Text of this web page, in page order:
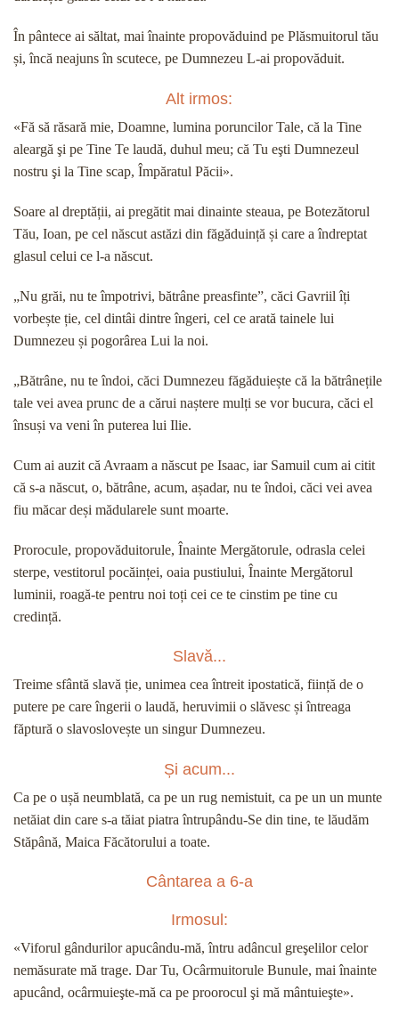
În pântece ai săltat, mai înainte propovăduind pe Plăsmuitorul tău
și, încă neajuns în scutece, pe Dumnezeu L-ai propovăduit.
Alt irmos:
«Fă să răsară mie, Doamne, lumina poruncilor Tale, că la Tine
aleargă şi pe Tine Te laudă, duhul meu; că Tu eşti Dumnezeul
nostru şi la Tine scap, Împăratul Păcii».
Soare al dreptății, ai pregătit mai dinainte steaua, pe Botezătorul
Tău, Ioan, pe cel născut astăzi din făgăduință și care a îndreptat
glasul celui ce l-a născut.
„Nu grăi, nu te împotrivi, bătrâne preasfinte”, căci Gavriil îți
vorbește ție, cel dintâi dintre îngeri, cel ce arată tainele lui
Dumnezeu și pogorârea Lui la noi.
„Bătrâne, nu te îndoi, căci Dumnezeu făgăduiește că la bătrânețile
tale vei avea prunc de a cărui naștere mulți se vor bucura, căci el
însuși va veni în puterea lui Ilie.
Cum ai auzit că Avraam a născut pe Isaac, iar Samuil cum ai citit
că s-a născut, o, bătrâne, acum, așadar, nu te îndoi, căci vei avea
fiu măcar deși mădularele sunt moarte.
Prorocule, propovăduitorule, Înainte Mergătorule, odrasla celei
sterpe, vestitorul pocăinței, oaia pustiului, Înainte Mergătorul
luminii, roagă-te pentru noi toți cei ce te cinstim pe tine cu
credință.
Slavă...
Treime sfântă slavă ție, unimea cea întreit ipostatică, ființă de o
putere pe care îngerii o laudă, heruvimii o slăvesc și întreaga
făptură o slavoslovește un singur Dumnezeu.
Și acum...
Ca pe o ușă neumblată, ca pe un rug nemistuit, ca pe un un munte
netăiat din care s-a tăiat piatra întrupându-Se din tine, te lăudăm
Stăpână, Maica Făcătorului a toate.
Cântarea a 6-a
Irmosul:
«Viforul gândurilor apucându-mă, întru adâncul greşelilor celor
nemăsurate mă trage. Dar Tu, Ocârmuitorule Bunule, mai înainte
apucând, ocârmuieşte-mă ca pe proorocul şi mă mântuieşte».